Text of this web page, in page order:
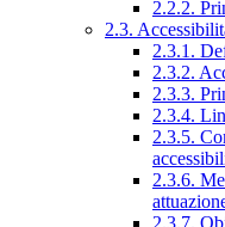
2.2.2.
2.3.
2.3.1.
2.3.2.
2.3.3.
2.3.4.
2.3.5.
2.3.6.
2.3.7.